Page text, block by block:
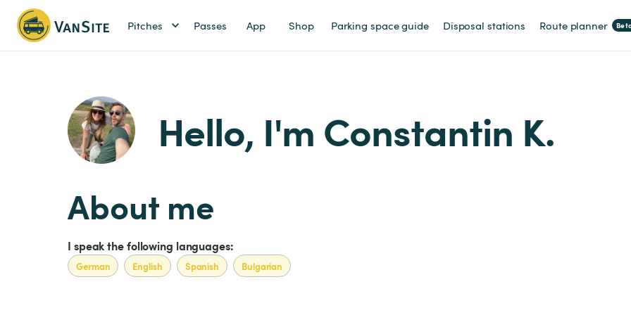
Pitches Passes App Shop Parking space guide Disposal stations Route planner
Hello, I'm Constantin K.
About me
I speak the following languages:
German English Spanish Bulgarian